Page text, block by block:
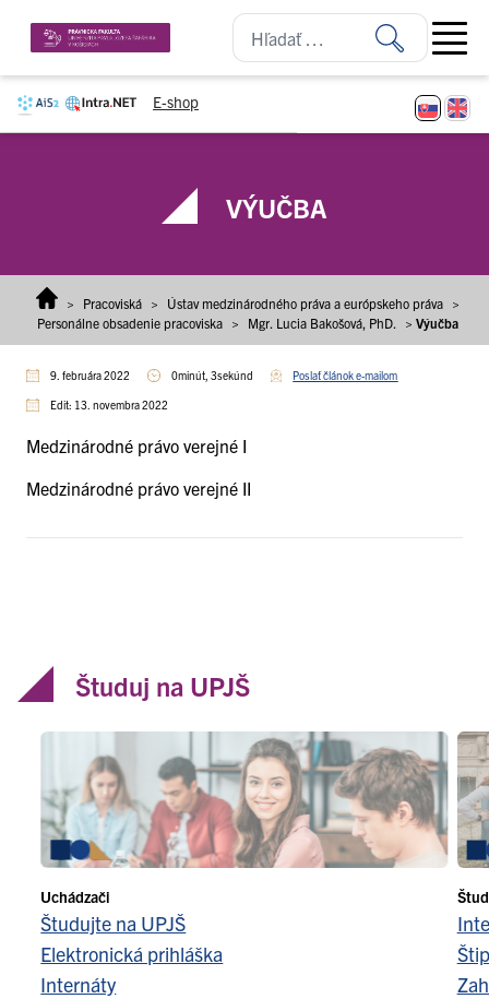
E-shop
Open
VÝUČBA
> Pracoviská > Ústav medzinárodného práva a európskeho práva
>
Personálne obsadenie pracoviska
> Mgr. Lucia Bakošová, PhD. > Výučba
9. februára 2022 0minút, 3sekúnd Poslať článok e-mailom
Edit: 13. novembra 2022
Medzinárodné právo verejné I
Medzinárodné právo verejné II
Študuj na UPJŠ
Uchádzači
Študujte na UPJŠ
Elektronická prihláška
Internáty